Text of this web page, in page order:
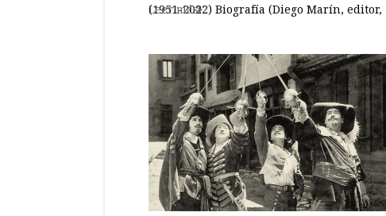
(1951-2022) Biografía (Diego Marín, editor,
Callas y del autor de Corazón...
Leer más